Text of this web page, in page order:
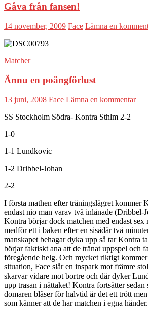
Gåva från fansen!
14 november, 2009 Face Lämna en
Matcher
Ännu en poängförlust
13 juni, 2008 Face Lämna en kommentar
SS Stockholm Södra- Kontra Sthlm 2-2
1-0
1-1 Lundkovic
1-2 Dribbel-Johan
2-2
I första mathen efter träningslägret kommer
endast nio man varav två inlånade (Dribbel-
Kontra börjar dock matchen med endast sex
medför ett i baken efter en sisådär två
manskapet behagar dyka upp så tar Kontra
börjar faktiskt ana att de tränat uppspel och
föregående helg. Och mycket riktigt
situation, Face slår en inspark mot främre
skarvar vidare mot bortre och där dyker
upp trasan i nättaket! Kontra fortsätter sedan
domaren blåser för halvtid är det ett trött
som känner att de har matchen i egna händer.